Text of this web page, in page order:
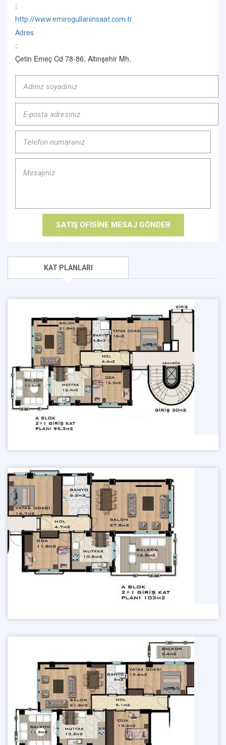
:
http://www.emirogullariinsaat.com.tr
Adres
:
Çetin Emeç Cd 78-86, Altınşehir Mh.
KAT PLANLARI